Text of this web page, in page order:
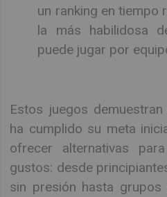
un ranking en tiempo
la más habilidosa
puede jugar por
Estos juegos
ha cumplido su meta
ofrecer alternativas
gustos: desde
sin presión hasta